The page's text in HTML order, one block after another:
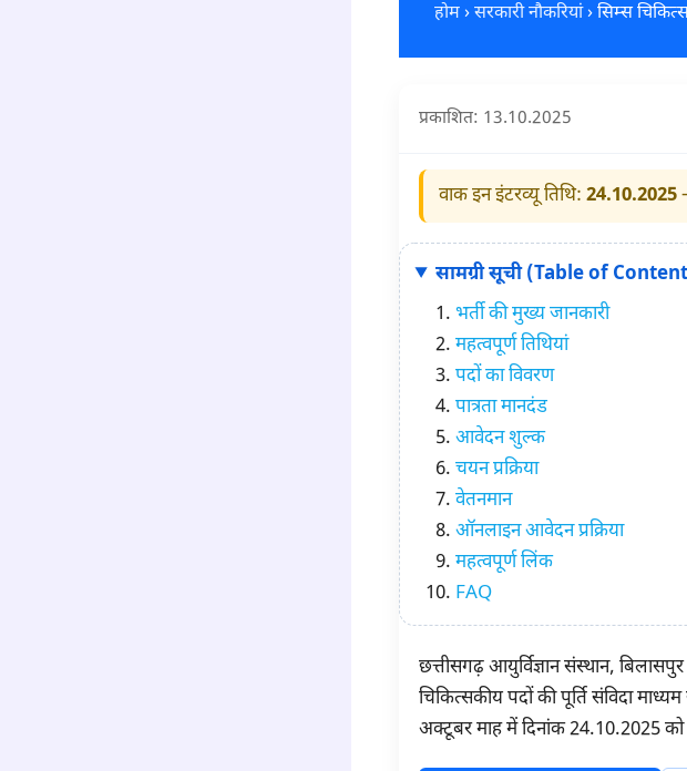
होम›सरकारी नौकरियां› सिम्स
प्रकाशित: 13.10.2025
वाक इन इंटरव्यू तिथि: 24.10.2025
सामग्री सूची (Table of
भर्ती की मुख्य जानकारी
महत्वपूर्ण तिथियां
पदों का विवरण
पात्रता मानदंड
आवेदन शुल्क
चयन प्रक्रिया
वेतनमान
ऑनलाइन आवेदन प्रक्रिया
महत्वपूर्ण लिंक
FAQ
छत्तीसगढ़ आयुर्विज्ञान संस्थान,
चिकित्सकीय पदों की पूर्ति संविदा
अक्टूबर माह में दिनांक 24.10.2025